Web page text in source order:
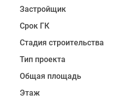
Застройщик
Срок ГК
Стадия строительства
Тип проекта
Общая площадь
Этаж